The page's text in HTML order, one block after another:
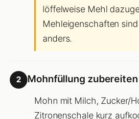
löffelweise Mehl
Mehleigenschaften
anders.
2 Mohnfüllung zubereiten
Mohn mit Milch, Zucker/
Zitronenschale kurz